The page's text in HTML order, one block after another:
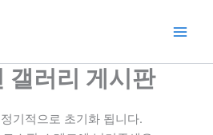
갤러리 게시판
기적으로 초기화 됩니다.